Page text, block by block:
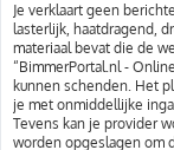
Je verklaart geen
lasterlijk, haatdragend,
materiaal bevat die de
“BimmerPortal.nl -
kunnen schenden. Het
je met onmiddellijke
Tevens kan je provider
worden opgeslagen om